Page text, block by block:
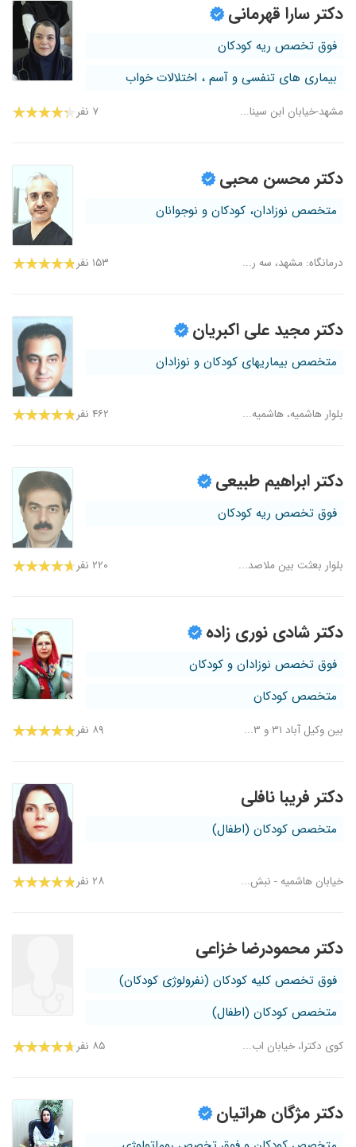
دکتر سارا قهرمانی
فوق تخصص ریه کودکان
بیماری های تنفسی و آسم ، اختلالات خواب
مشهد-خیابان ابن سینا... ۷ نفر
دکتر محسن محبی
متخصص نوزادان، کودکان و نوجوانان
درمانگاه: مشهد، سه ر... ۱۵۳ نفر
دکتر مجید علی اکبریان
متخصص بیماریهای کودکان و نوزادان
بلوار هاشمیه، هاشمیه... ۴۶۲ نفر
دکتر ابراهیم طبیعی
فوق تخصص ریه کودکان
بلوار بعثت بین ملاصد... ۲۲۰ نفر
دکتر شادی نوری زاده
فوق تخصص نوزادان و کودکان
متخصص کودکان
بین وکیل آباد ۳۱ و ۳... ۸۹ نفر
دکتر فریبا نافلی
متخصص کودکان (اطفال)
خیابان هاشمیه - نبش... ۲۸ نفر
دکتر محمودرضا خزاعی
فوق تخصص کلیه کودکان (نفرولوژی کودکان)
متخصص کودکان (اطفال)
کوی دکترا، خیابان اب... ۸۵ نفر
دکتر مژگان هراتیان